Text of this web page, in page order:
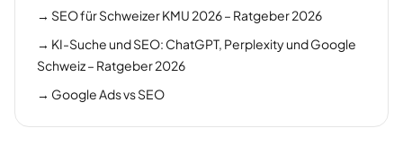
→ SEO für Schweizer KMU 2026 – Ratgeber 2026
→ KI-Suche und SEO: ChatGPT, Perplexity und Google
Schweiz – Ratgeber 2026
→ Google Ads vs SEO